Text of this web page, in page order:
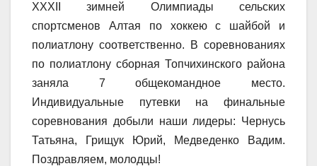
ХХХII зимней Олимпиады сельских
спортсменов Алтая по хоккею с шайбой и
полиатлону соответственно. В соревнованиях
по полиатлону сборная Топчихинского района
заняла 7 общекомандное место.
Индивидуальные путевки на финальные
соревнования добыли наши лидеры: Чернусь
Татьяна, Грищук Юрий, Медведенко Вадим.
Поздравляем, молодцы!